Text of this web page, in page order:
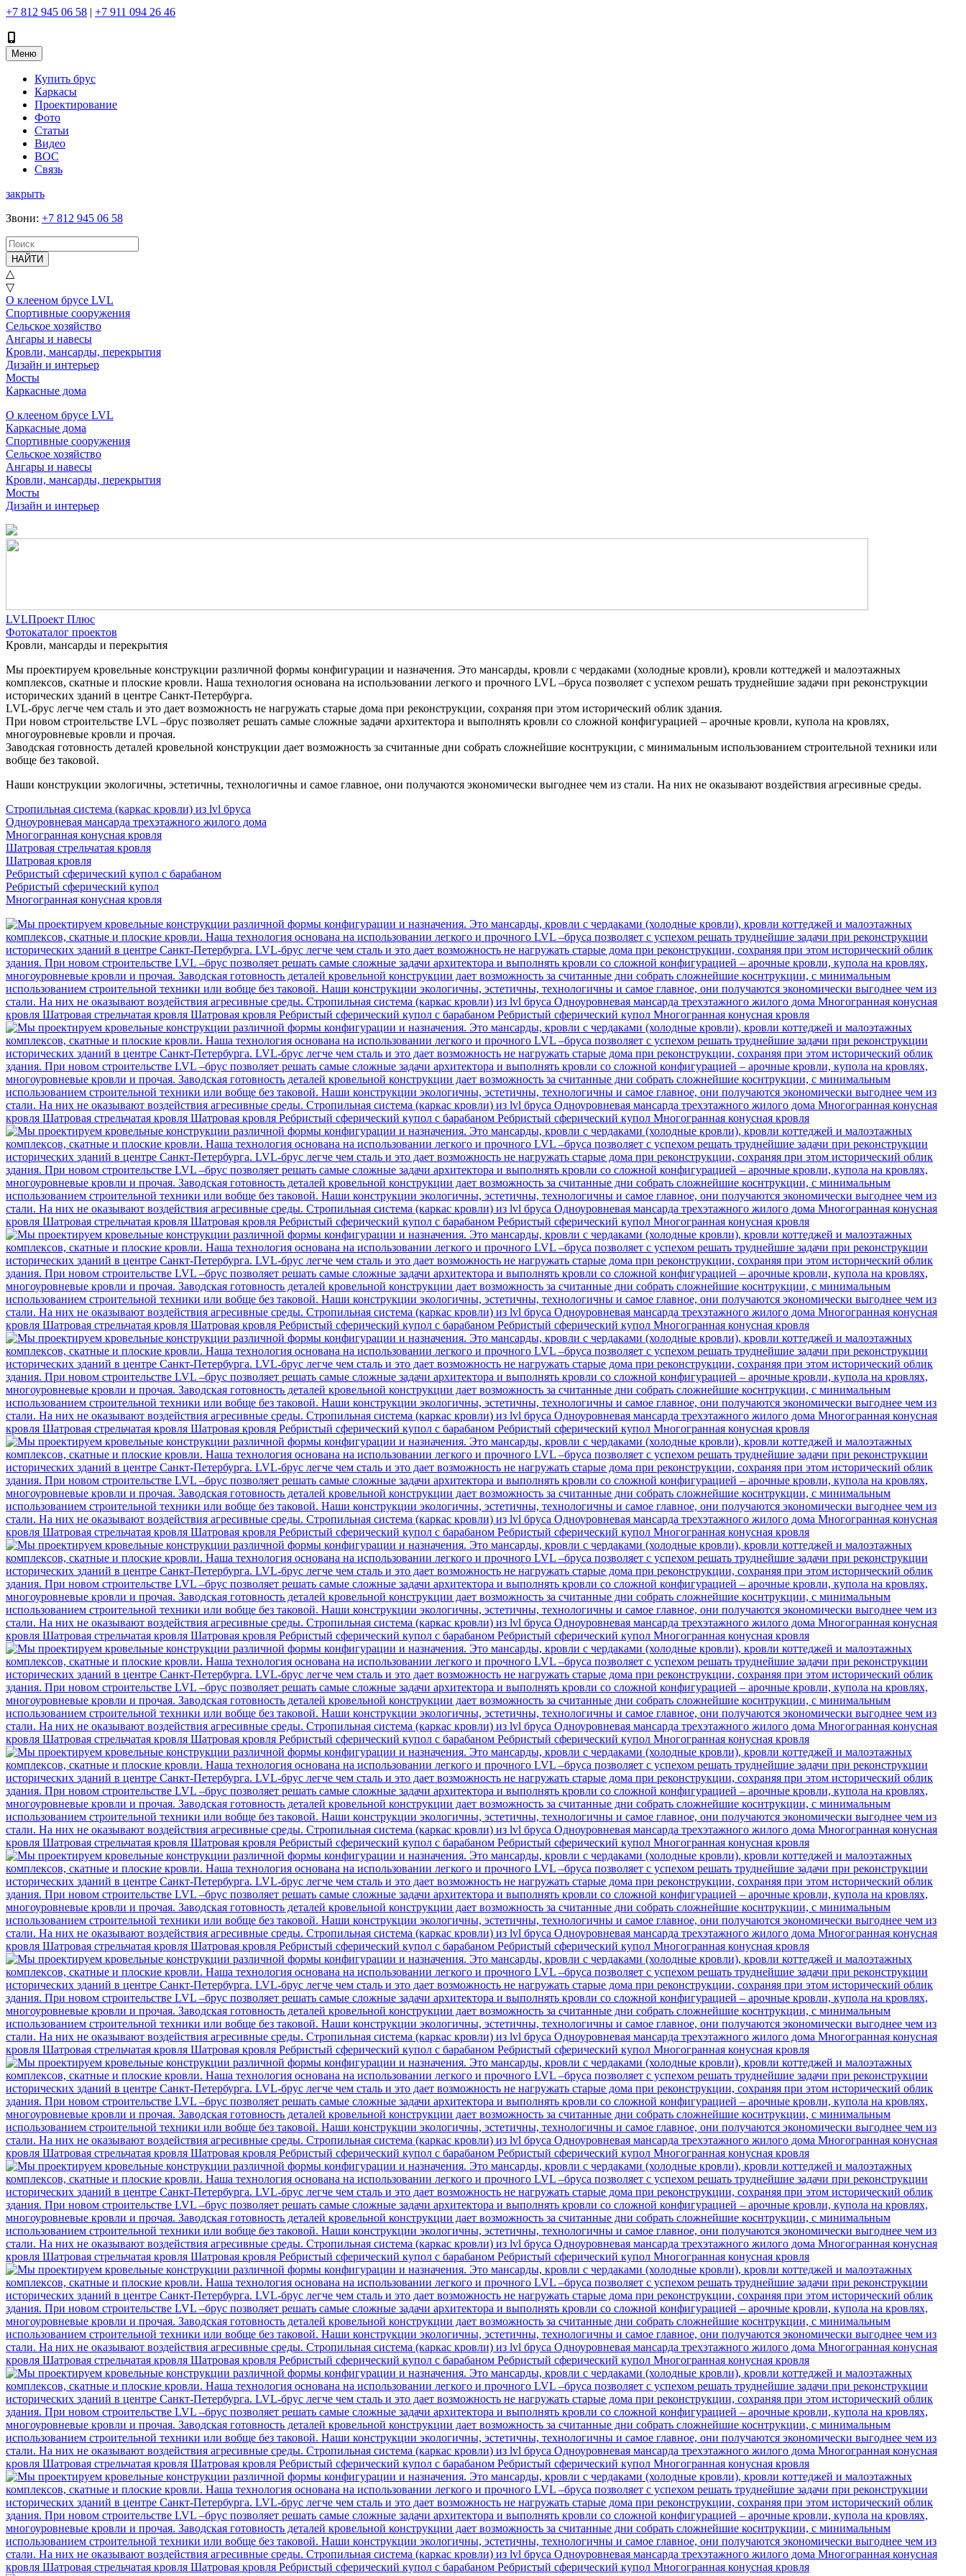
+7 812 945 06 58 | +7 911 094 26 46
Меню
Купить брус
Каркасы
Проектирование
Фото
Статьи
Видео
ВОС
Связь
закрыть
Звони: +7 812 945 06 58
НАЙТИ
△
▽
О клееном брусе LVL
Спортивные сооружения
Сельское хозяйство
Ангары и навесы
Кровли, мансарды, перекрытия
Дизайн и интерьер
Мосты
Каркасные дома
О клееном брусе LVL
Каркасные дома
Спортивные сооружения
Сельское хозяйство
Ангары и навесы
Кровли, мансарды, перекрытия
Мосты
Дизайн и интерьер
LVLПроект Плюс
Фотокаталог проектов
Кровли, мансарды и перекрытия
Мы проектируем кровельные конструкции различной формы конфигурации и назначения. Это мансарды, кровли с чердаками (холодные кровли), кровли коттеджей и малоэтажных
комплексов, скатные и плоские кровли. Наша технология основана на использовании легкого и прочного LVL –бруса позволяет с успехом решать труднейшие задачи при реконструкции
исторических зданий в центре Санкт-Петербурга.
LVL-брус легче чем сталь и это дает возможность не нагружать старые дома при реконструкции, сохраняя при этом исторический облик здания.
При новом строительстве LVL –брус позволяет решать самые сложные задачи архитектора и выполнять кровли со сложной конфигурацией – арочные кровли, купола на кровлях,
многоуровневые кровли и прочая.
Заводская готовность деталей кровельной конструкции дает возможность за считанные дни собрать сложнейшие коснтрукции, с минимальным использованием строительной техники или
вобще без таковой.
Наши конструкции экологичны, эстетичны, технологичны и самое главное, они получаются экономически выгоднее чем из стали. На них не оказывают воздействия агресивные среды.
Стропильная система (каркас кровли) из lvl бруса
Одноуровневая мансарда трехэтажного жилого дома
Многогранная конусная кровля
Шатровая стрельчатая кровля
Шатровая кровля
Ребристый сферический купол с барабаном
Ребристый сферический купол
Многогранная конусная кровля